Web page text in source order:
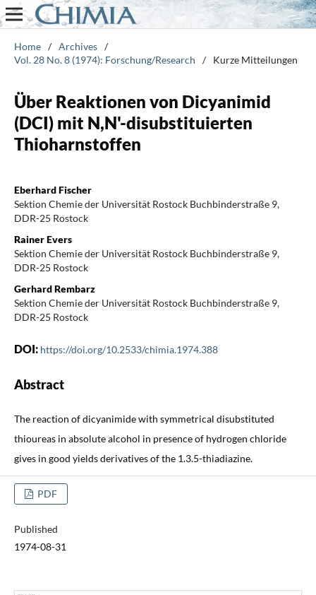
Home / Archives /
Vol. 28 No. 8 (1974): Forschung/Research
/ Kurze Mitteilungen
Über Reaktionen von Dicyanimid
(DCI) mit N,N'-disubstituierten
Thioharnstoffen
Eberhard Fischer
Sektion Chemie der Universität Rostock Buchbinderstraße 9,
DDR-25 Rostock
Rainer Evers
Sektion Chemie der Universität Rostock Buchbinderstraße 9,
DDR-25 Rostock
Gerhard Rembarz
Sektion Chemie der Universität Rostock Buchbinderstraße 9,
DDR-25 Rostock
DOI: https://doi.org/10.2533/chimia.1974.388
Abstract
The reaction of dicyanimide with symmetrical disubstituted
thioureas in absolute alcohol in presence of hydrogen chloride
gives in good yields derivatives of the 1.3.5-thiadiazine.
PDF
Published
1974-08-31